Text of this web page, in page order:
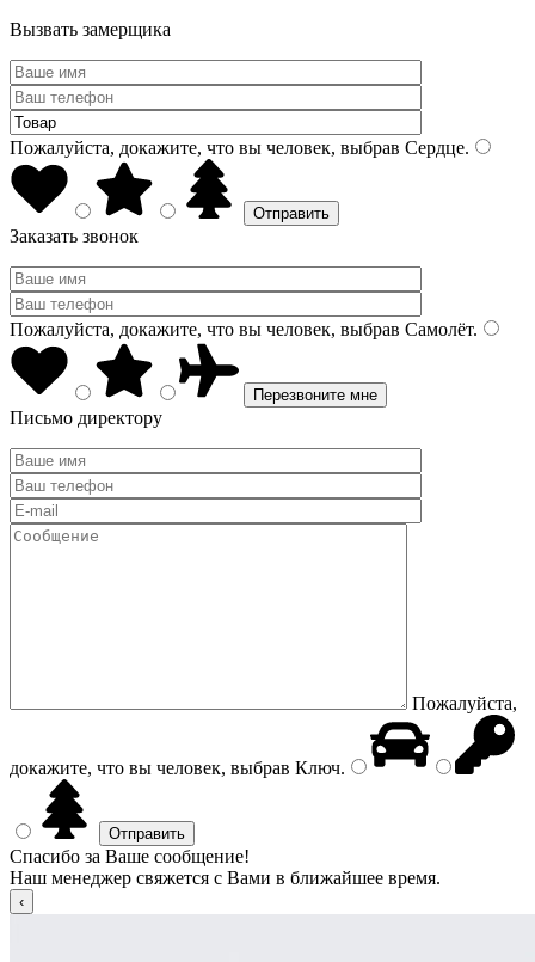
Вызвать замерщика
Пожалуйста, докажите, что вы человек, выбрав Сердце.
Заказать звонок
Пожалуйста, докажите, что вы человек, выбрав Самолёт.
Письмо директору
Пожалуйста,
докажите, что вы человек, выбрав Ключ.
Спасибо за Ваше сообщение!
Наш менеджер свяжется с Вами в ближайшее время.